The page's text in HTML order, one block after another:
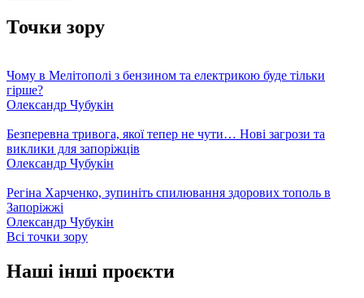
Точки зору
Чому в Мелітополі з бензином та електрикою буде тільки
гірше?
Олександр Чубукін
Безперевна тривога, якої тепер не чути… Нові загрози та
виклики для запоріжців
Олександр Чубукін
Регіна Харченко, зупиніть спилювання здорових тополь в
Запоріжжі
Олександр Чубукін
Всі точки зору
Наші інші проєкти